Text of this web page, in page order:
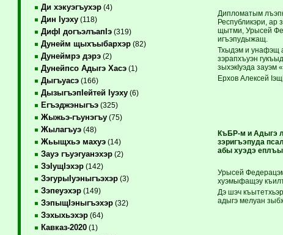
Ди хэкуэгъухэр(4)
Дин Iуэху(118)
ДифI догъэлъапIэ(319)
Дунейм щыхъыбархэр(82)
Дунеймрэ дэрэ(2)
Дунейпсо Адыгэ Хасэ(1)
Дыгъуасэ(166)
ДызыгъэпIейтей Iуэху(6)
Егъэджэныгъэ(325)
Жыжьэ-гъунэгъу(75)
Жылагъуэ(48)
Жьыщхьэ махуэ(14)
Зауэ гъуэгуанэхэр(2)
ЗэIущIэхэр(142)
ЗэгурыIуэныгъэхэр(3)
Зэпеуэхэр(149)
ЗэпыщIэныгъэхэр(32)
Зэхыхьэхэр(64)
Кавказ-2020(1)
Дипломатым
Республикэри,
щытми, Урысей
игъэпудыжащ.
Тхыдэм и унафэщ
зэрапхъуэн
зыхэкIуэда зауэм
Ерхов Алексей
КъБР-м и Адыгэ
зэригъэпуда
абы хуэдэ
Урысей
хуэмыфащэу
Дэ шэч
адыгэ мелуан